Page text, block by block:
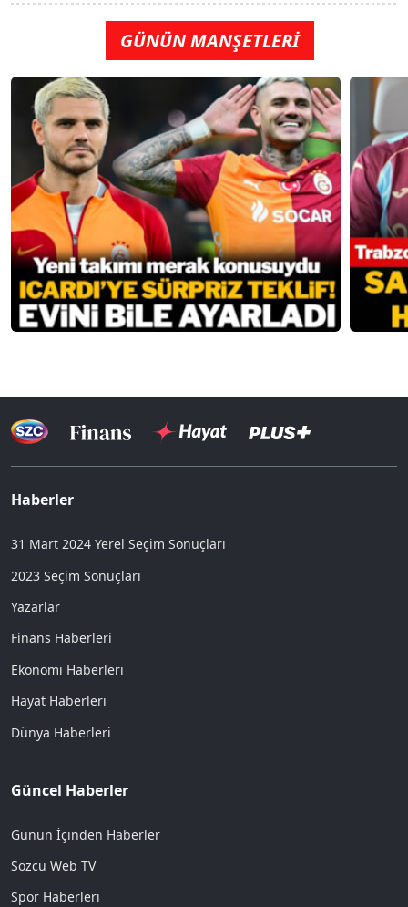
GÜNÜN MANŞETLERİ
Haberler
31 Mart 2024 Yerel Seçim Sonuçları
2023 Seçim Sonuçları
Yazarlar
Finans Haberleri
Ekonomi Haberleri
Hayat Haberleri
Dünya Haberleri
Güncel Haberler
Günün İçinden Haberler
Sözcü Web TV
Spor Haberleri